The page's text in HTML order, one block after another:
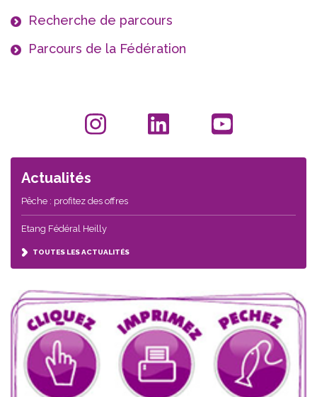
Recherche de parcours
Parcours de la Fédération
Actualités
Pêche : profitez des offres
Etang Fédéral Heilly
TOUTES LES ACTUALITÉS